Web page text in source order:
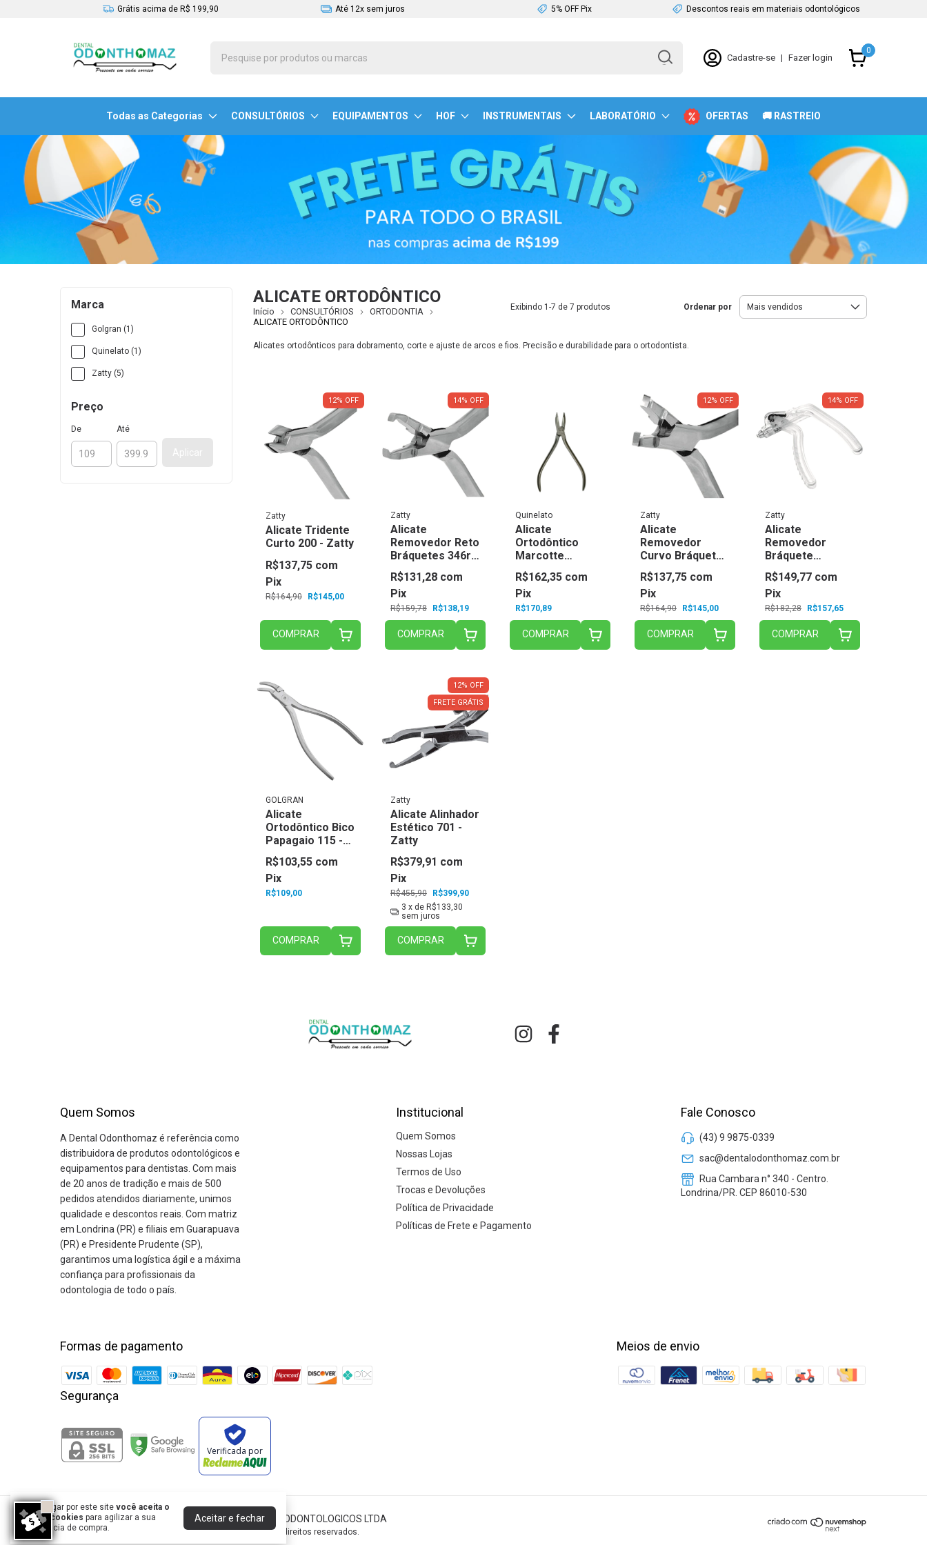
Grátis acima de R$ 199,90 Até 12x sem juros 5% OFF Pix Descontos reais em materiais odontológicos
Cadastre-se | Fazer login
0
Todas as Categorias CONSULTÓRIOS EQUIPAMENTOS HOF INSTRUMENTAIS LABORATÓRIO OFERTAS 🚚 RASTREIO
Ao navegar por este site você aceita o
uso de cookies para agilizar a sua
experiência de compra.
Aceitar e fechar
Marca
Golgran (1)
Quinelato (1)
Zatty (5)
Preço
De Até
Aplicar
ALICATE ORTODÔNTICO
Início CONSULTÓRIOS
ORTODONTIA
ALICATE ORTODÔNTICO
Exibindo 1-7 de 7 produtos Ordenar por
Alicates ortodônticos para dobramento, corte e ajuste de arcos e fios. Precisão e durabilidade para o ortodontista.
12% OFF
Zatty
Alicate Tridente
Curto 200 - Zatty
R$164,90 R$145,00
R$137,75 com
Pix
COMPRAR
14% OFF
Zatty
Alicate
Removedor Reto
Bráquetes 346r -
Zatty
R$159,78 R$138,19
R$131,28 com
Pix
COMPRAR
Quinelato
Alicate
Ortodôntico
Marcotte
QO.170.00 -
Quinelato
R$170,89
R$162,35 com
Pix
COMPRAR
12% OFF
Zatty
Alicate
Removedor
Curvo Bráquetes
346c - Zatty
R$164,90 R$145,00
R$137,75 com
Pix
COMPRAR
14% OFF
Zatty
Alicate
Removedor
Bráquete
Priscila 346p -
Zatty
R$182,28 R$157,65
R$149,77 com
Pix
COMPRAR
GOLGRAN
Alicate
Ortodôntico Bico
Papagaio 115 -
Golgran
R$109,00
R$103,55 com
Pix
COMPRAR
12% OFF
FRETE GRÁTIS
Zatty
Alicate Alinhador
Estético 701 -
Zatty
R$455,90 R$399,90
R$379,91 com
Pix
3 x de R$133,30
sem juros
COMPRAR
Quem Somos
A Dental Odonthomaz é referência como
distribuidora de produtos odontológicos e
equipamentos para dentistas. Com mais
de 20 anos de tradição e mais de 500
pedidos atendidos diariamente, unimos
qualidade e descontos reais. Com matriz
em Londrina (PR) e filiais em Guarapuava
(PR) e Presidente Prudente (SP),
garantimos uma logística ágil e a máxima
confiança para profissionais da
odontologia de todo o país.
Institucional
Quem Somos
Nossas Lojas
Termos de Uso
Trocas e Devoluções
Política de Privacidade
Políticas de Frete e Pagamento
Fale Conosco
(43) 9 9875-0339
sac@dentalodonthomaz.com.br
Rua Cambara n° 340 - Centro.
Londrina/PR. CEP 86010-530
Formas de pagamento Meios de envio
Segurança
Verificada por
DENTAL ODONTHOMAZ COMERCIO DE PRODUTOS ODONTOLOGICOS LTDA
©2026. Dental Odonthomaz - 25189029000194. Todos os direitos reservados.